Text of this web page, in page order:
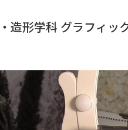
形学科 グラフィッ